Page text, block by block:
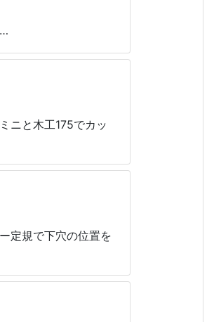
ニと木工175でカッ
定規で下穴の位置を